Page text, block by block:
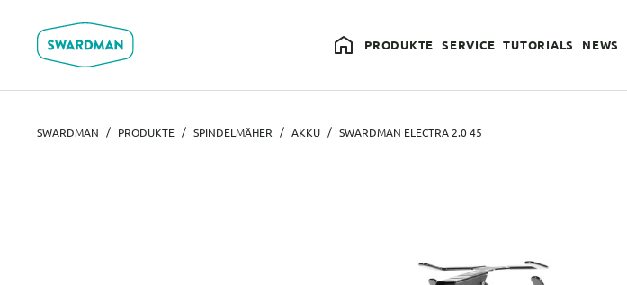
PRODUKTE SERVICE TUTORIALS NEWS
SWARDMAN PRODUKTE SPINDELMÄHER AKKU SWARDMAN ELECTRA 2.0 45